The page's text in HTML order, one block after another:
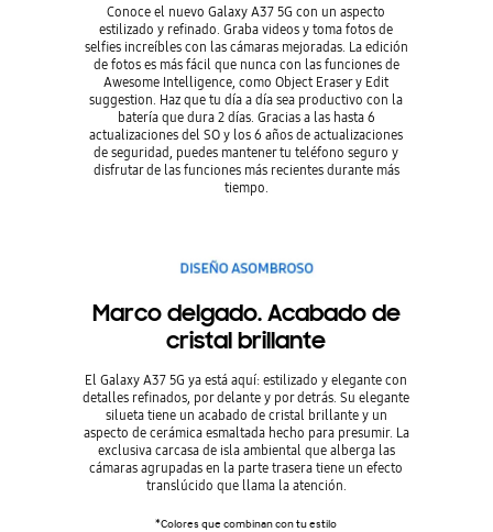
Conoce el nuevo Galaxy A37 5G con un aspecto
estilizado y refinado. Graba videos y toma fotos de
selfies increíbles con las cámaras mejoradas. La edición
de fotos es más fácil que nunca con las funciones de
Awesome Intelligence, como Object Eraser y Edit
suggestion. Haz que tu día a día sea productivo con la
batería que dura 2 días. Gracias a las hasta 6
actualizaciones del SO y los 6 años de actualizaciones
de seguridad, puedes mantener tu teléfono seguro y
disfrutar de las funciones más recientes durante más
tiempo.
Marco delgado. Acabado de
cristal brillante
El Galaxy A37 5G ya está aquí: estilizado y elegante con
detalles refinados, por delante y por detrás. Su elegante
silueta tiene un acabado de cristal brillante y un
aspecto de cerámica esmaltada hecho para presumir. La
exclusiva carcasa de isla ambiental que alberga las
cámaras agrupadas en la parte trasera tiene un efecto
translúcido que llama la atención.
*Colores que combinan con tu estilo